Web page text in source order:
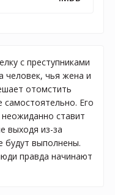
с преступниками
человек, чья жена и
отомстить
самостоятельно. Его
ставит
выходя из-за
будут выполнены.
правда начинают